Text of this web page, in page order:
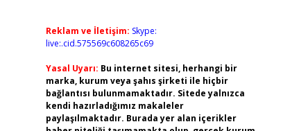
Reklam ve İletişim: Skype:
live:.cid.575569c608265c69
Yasal Uyarı: Bu internet sitesi, herhangi bir
marka, kurum veya şahıs şirketi ile hiçbir
bağlantısı bulunmamaktadır. Sitede yalnızca
kendi hazırladığımız makaleler
paylaşılmaktadır. Burada yer alan içerikler